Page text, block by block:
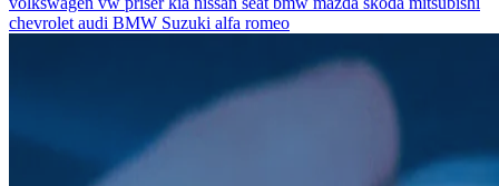
chevrolet audi BMW Suzuki alfa romeo